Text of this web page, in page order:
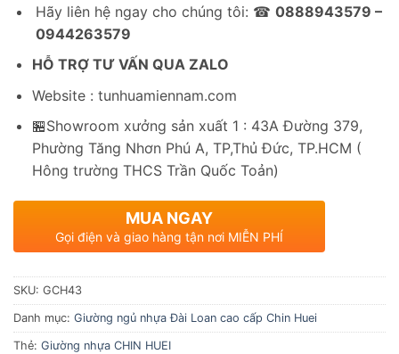
Hãy liên hệ ngay cho chúng tôi: ☎ 0888943579 –
0944263579
HỖ TRỢ TƯ VẤN QUA ZALO
Website : tunhuamiennam.com
🏪Showroom xưởng sản xuất 1 : 43A Đường 379,
Phường Tăng Nhơn Phú A, TP,Thủ Đức, TP.HCM (
Hông trường THCS Trần Quốc Toản)
MUA NGAY
Gọi điện và giao hàng tận nơi MIỄN PHÍ
SKU: GCH43
Danh mục: Giường ngủ nhựa Đài Loan cao cấp Chin Huei
Thẻ: Giường nhựa CHIN HUEI